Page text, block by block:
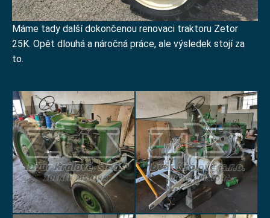
Máme tady další dokončenou renovaci traktoru Zetor
25K. Opět dlouhá a náročná práce, ale výsledek stojí za
to.